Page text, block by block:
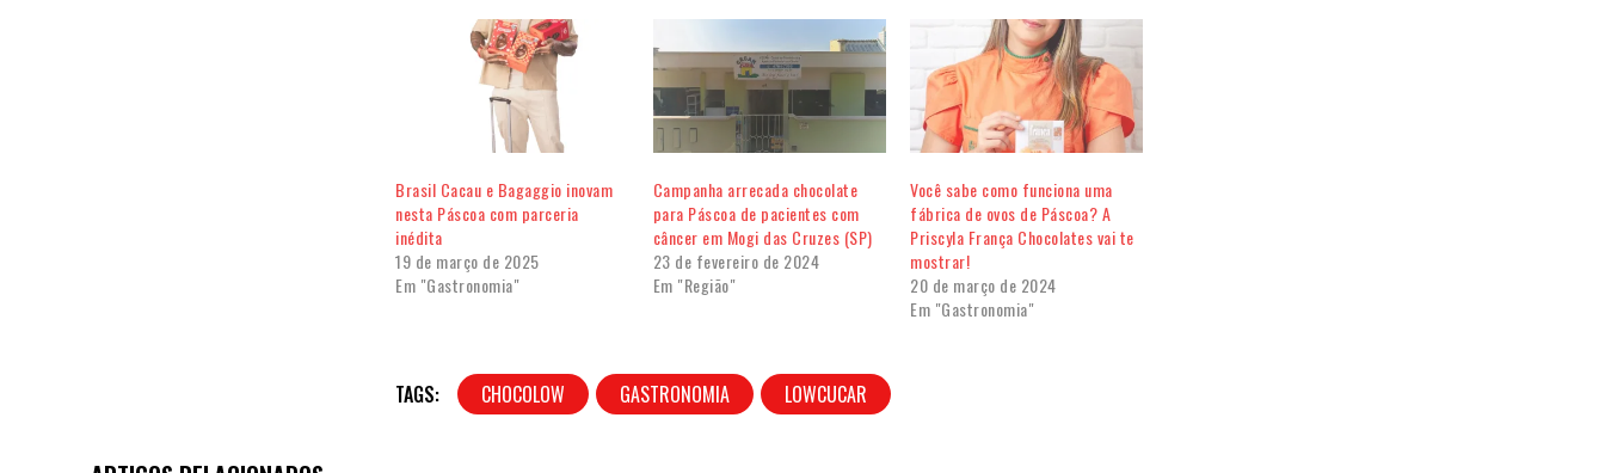
Brasil Cacau e Bagaggio inovam
nesta Páscoa com parceria
inédita
19 de março de 2025
Em "Gastronomia"
Campanha arrecada chocolate
para Páscoa de pacientes com
câncer em Mogi das Cruzes (SP)
23 de fevereiro de 2024
Em "Região"
Você sabe como funciona uma
fábrica de ovos de Páscoa? A
Priscyla França Chocolates vai te
mostrar!
20 de março de 2024
Em "Gastronomia"
TAGS: CHOCOLOW GASTRONOMIA LOWCUCAR